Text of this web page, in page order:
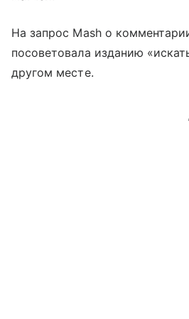
На запрос Mash о
посоветовала изданию
другом месте.